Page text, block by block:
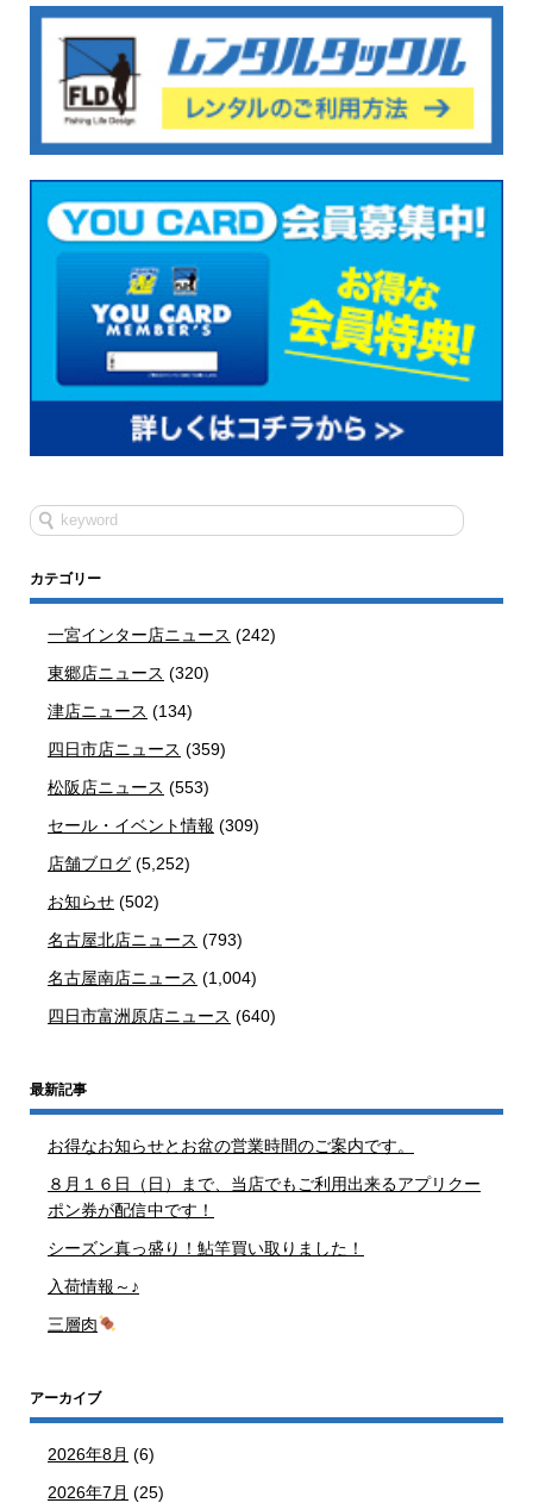
カテゴリー
一宮インター店ニュース (242)
東郷店ニュース (320)
津店ニュース (134)
四日市店ニュース (359)
松阪店ニュース (553)
セール・イベント情報 (309)
店舗ブログ (5,252)
お知らせ (502)
名古屋北店ニュース (793)
名古屋南店ニュース (1,004)
四日市富洲原店ニュース (640)
最新記事
お得なお知らせとお盆の営業時間のご案内です。
８月１６日（日）まで、当店でもご利用出来るアプリクー
ポン券が配信中です！
シーズン真っ盛り！鮎竿買い取りました！
入荷情報～♪
三層肉
アーカイブ
2026年8月 (6)
2026年7月 (25)